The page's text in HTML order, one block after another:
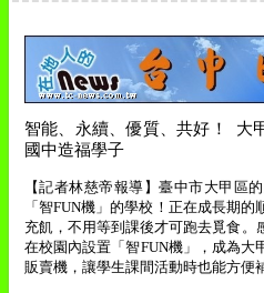
智能、永續、優質、共好 ！ 大
國中造福學子
【記者林慈帝報導】臺中市大甲區
「智FUN機」的學校！正在成長期的
充飢，不用等到課後才可跑去覓食。
在校園內設置「智FUN機」，成為大
販賣機，讓學生課間活動時也能方便